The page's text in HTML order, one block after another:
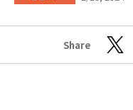
Share